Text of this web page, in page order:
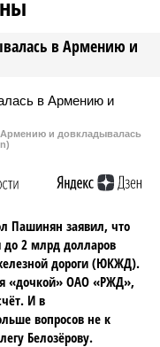
в Армению и
и довкладывалась
Пашинян заявил, что
до 2 млрд долларов
дороги (ЮКЖД).
«дочкой» ОАО «РЖД»,
И в
вопросов не к
Белозёрову.